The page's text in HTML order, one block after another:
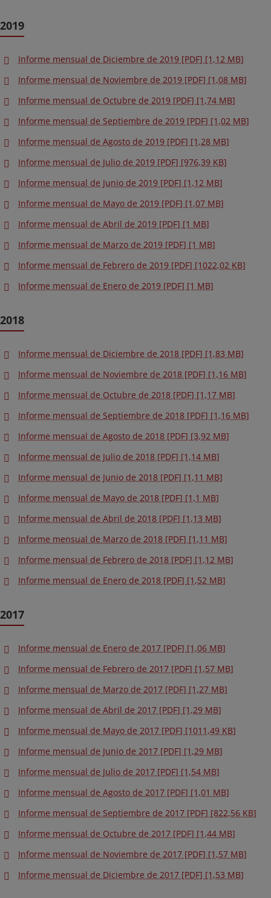
2019
Informe mensual de Diciembre de 2019 [PDF] [1,12 MB]
Informe mensual de Noviembre de 2019 [PDF] [1,08 MB]
Informe mensual de Octubre de 2019 [PDF] [1,74 MB]
Informe mensual de Septiembre de 2019 [PDF] [1,02 MB]
Informe mensual de Agosto de 2019 [PDF] [1,28 MB]
Informe mensual de Julio de 2019 [PDF] [976,39 KB]
Informe mensual de Junio de 2019 [PDF] [1,12 MB]
Informe mensual de Mayo de 2019 [PDF] [1,07 MB]
Informe mensual de Abril de 2019 [PDF] [1 MB]
Informe mensual de Marzo de 2019 [PDF] [1 MB]
Informe mensual de Febrero de 2019 [PDF] [1022,02 KB]
Informe mensual de Enero de 2019 [PDF] [1 MB]
2018
Informe mensual de Diciembre de 2018 [PDF] [1,83 MB]
Informe mensual de Noviembre de 2018 [PDF] [1,16 MB]
Informe mensual de Octubre de 2018 [PDF] [1,17 MB]
Informe mensual de Septiembre de 2018 [PDF] [1,16 MB]
Informe mensual de Agosto de 2018 [PDF] [3,92 MB]
Informe mensual de Julio de 2018 [PDF] [1,14 MB]
Informe mensual de Junio de 2018 [PDF] [1,11 MB]
Informe mensual de Mayo de 2018 [PDF] [1,1 MB]
Informe mensual de Abril de 2018 [PDF] [1,13 MB]
Informe mensual de Marzo de 2018 [PDF] [1,11 MB]
Informe mensual de Febrero de 2018 [PDF] [1,12 MB]
Informe mensual de Enero de 2018 [PDF] [1,52 MB]
2017
Informe mensual de Enero de 2017 [PDF] [1,06 MB]
Informe mensual de Febrero de 2017 [PDF] [1,57 MB]
Informe mensual de Marzo de 2017 [PDF] [1,27 MB]
Informe mensual de Abril de 2017 [PDF] [1,29 MB]
Informe mensual de Mayo de 2017 [PDF] [1011,49 KB]
Informe mensual de Junio de 2017 [PDF] [1,29 MB]
Informe mensual de Julio de 2017 [PDF] [1,54 MB]
Informe mensual de Agosto de 2017 [PDF] [1,01 MB]
Informe mensual de Septiembre de 2017 [PDF] [822,56 KB]
Informe mensual de Octubre de 2017 [PDF] [1,44 MB]
Informe mensual de Noviembre de 2017 [PDF] [1,57 MB]
Informe mensual de Diciembre de 2017 [PDF] [1,53 MB]